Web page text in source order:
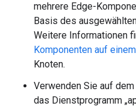
mehrere Edge-
Basis des
Weitere Informationen
Komponenten auf
Knoten.
Verwenden Sie auf
das Dienstprogramm